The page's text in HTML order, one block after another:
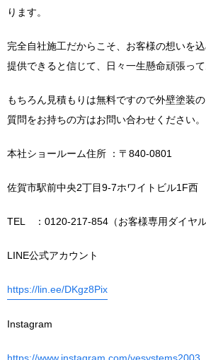
ります。
完全自社施工だからこそ、お客様の想いを
提供できると信じて、日々一生懸命頑張って
もちろん見積もりは無料ですので外壁塗装
質問をお持ちの方はお問い合わせください。
本社ショールーム住所 ：〒840-0801
佐賀市駅前中央2丁目9-7ホワイトビル1F西
TEL ：0120-217-854（お客様専用ダイヤル
LINE公式アカウント
https://lin.ee/DKgz8Pix
Instagram